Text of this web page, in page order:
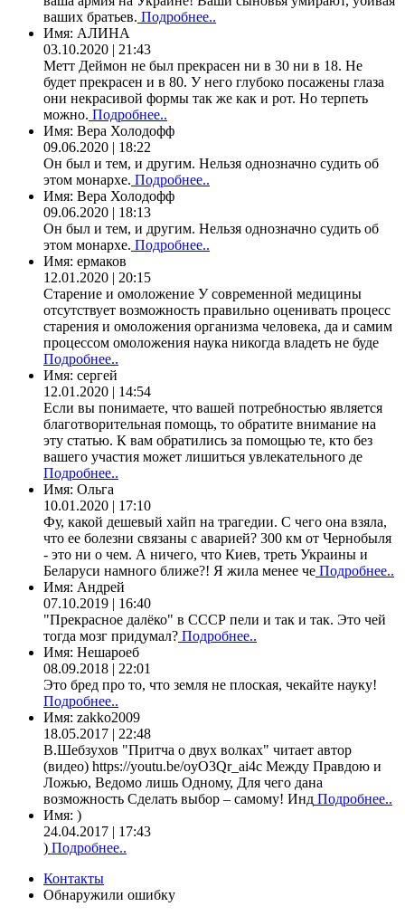
ваших братьев. Подробнее..
Имя: АЛИНА
03.10.2020 | 21:43
Метт Деймон не был прекрасен ни в 30 ни в 18. Не
будет прекрасен и в 80. У него глубоко посажены глаза
они некрасивой формы так же как и рот. Но терпеть
можно. Подробнее..
Имя: Вера Холодофф
09.06.2020 | 18:22
Он был и тем, и другим. Нельзя однозначно судить об
этом монархе. Подробнее..
Имя: Вера Холодофф
09.06.2020 | 18:13
Он был и тем, и другим. Нельзя однозначно судить об
этом монархе. Подробнее..
Имя: ермаков
12.01.2020 | 20:15
Старение и омоложение У современной медицины
отсутствует возможность правильно оценивать процесс
старения и омоложения организма человека, да и самим
процессом омоложения наука никогда владеть не буде
Подробнее..
Имя: сергей
12.01.2020 | 14:54
Если вы понимаете, что вашей потребностью является
благотворительная помощь, то обратите внимание на
эту статью. К вам обратились за помощью те, кто без
вашего участия может лишиться увлекательного де
Подробнее..
Имя: Ольга
10.01.2020 | 17:10
Фу, какой дешевый хайп на трагедии. С чего она взяла,
что ее болезни связаны с аварией? 300 км от Чернобыля
- это ни о чем. А ничего, что Киев, треть Украины и
Беларуси намного ближе?! Я жила менее че Подробнее..
Имя: Андрей
07.10.2019 | 16:40
"Прекрасное далёко" в СССР пели и так и так. Это чей
тогда мозг придумал? Подробнее..
Имя: Нешароеб
08.09.2018 | 22:01
Это бред про то, что земля не плоская, чекайте науку!
Подробнее..
Имя: zakko2009
18.05.2017 | 22:48
В.Шебзухов "Притча о двух волках" читает автор
(видео) https://youtu.be/oyO3Qr_ai4c Между Правдою и
Ложью, Ведомо лишь Одному, Для чего дана
возможность Сделать выбор – самому! Инд Подробнее..
Имя: )
24.04.2017 | 17:43
) Подробнее..
Контакты
Обнаружили ошибку